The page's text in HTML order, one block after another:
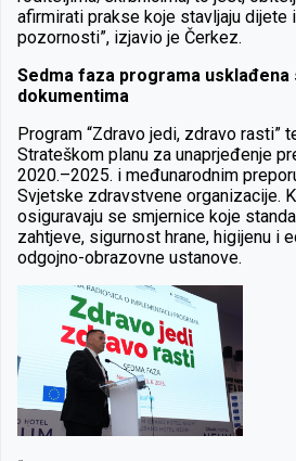
afirmirati prakse koje stavljaju dijete
pozornosti”, izjavio je Čerkez.
Sedma faza programa
dokumentima
Program “Zdravo jedi, zdravo rasti”
Strateškom planu za unaprjeđenje
2020.–2025. i međunarodnim
Svjetske zdravstvene organizacije.
osiguravaju se smjernice koje
zahtjeve, sigurnost hrane, higijenu i
odgojno-obrazovne ustanove.